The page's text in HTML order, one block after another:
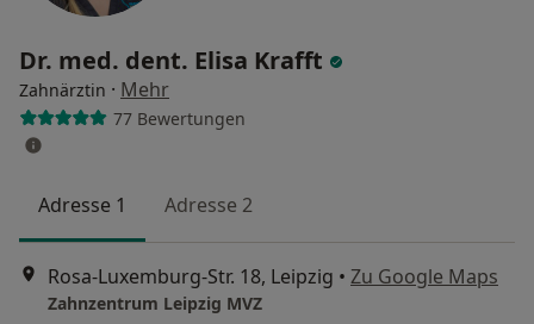
Dr. med. dent. Elisa Krafft
Zahnärztin · Mehr
77 Bewertungen
Adresse 1 Adresse 2
Rosa-Luxemburg-Str. 18, Leipzig • Zu Google Maps
Zahnzentrum Leipzig MVZ